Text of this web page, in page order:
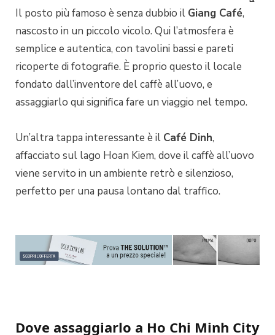
Il posto più famoso è senza dubbio il Giang Café,
nascosto in un piccolo vicolo. Qui l’atmosfera è
semplice e autentica, con tavolini bassi e pareti
ricoperte di fotografie. È proprio questo il locale
fondato dall’inventore del caffè all’uovo, e
assaggiarlo qui significa fare un viaggio nel tempo.
Un’altra tappa interessante è il Café Dinh,
affacciato sul lago Hoan Kiem, dove il caffè all’uovo
viene servito in un ambiente retrò e silenzioso,
perfetto per una pausa lontano dal traffico.
Dove assaggiarlo a Ho Chi Minh City